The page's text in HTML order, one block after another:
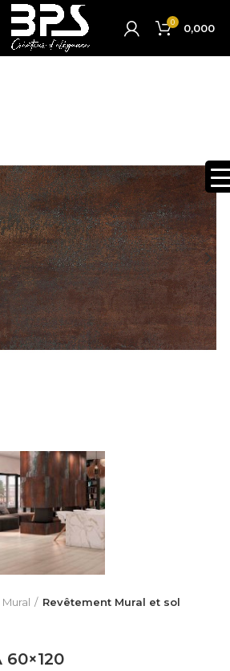
0 0,000
Revêtement Mural et sol